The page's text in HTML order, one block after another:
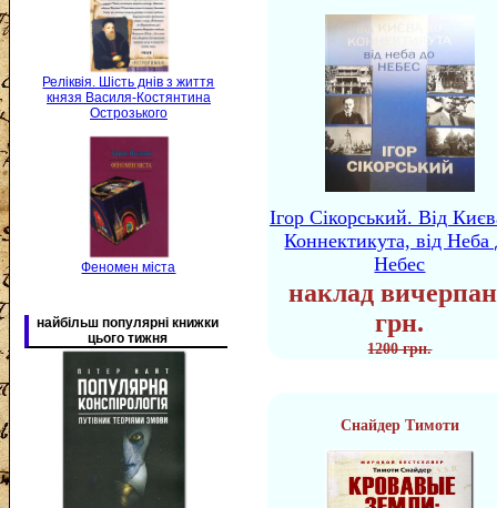
Реліквія. Шість днів з життя
князя Василя-Костянтина
Острозького
Феномен міста
найбільш популярні книжки
цього тижня
Ігор Сікорський. Від
Коннектикута, від Неба
Небес
наклад
грн.
1200 грн.
Снайдер Тимоти